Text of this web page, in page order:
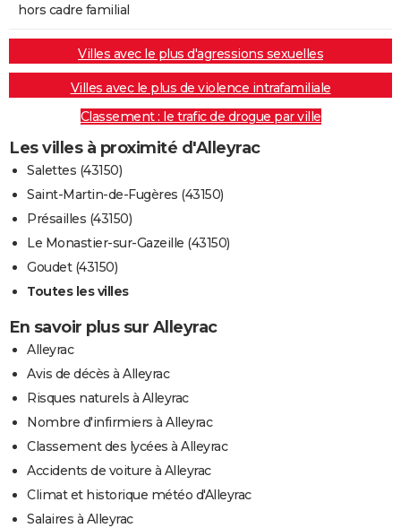
hors cadre familial
Villes avec le plus d'agressions sexuelles
Villes avec le plus de violence intrafamiliale
Classement : le trafic de drogue par ville
Les villes à proximité d'Alleyrac
Salettes (43150)
Saint-Martin-de-Fugères (43150)
Présailles (43150)
Le Monastier-sur-Gazeille (43150)
Goudet (43150)
Toutes les villes
En savoir plus sur Alleyrac
Alleyrac
Avis de décès à Alleyrac
Risques naturels à Alleyrac
Nombre d'infirmiers à Alleyrac
Classement des lycées à Alleyrac
Accidents de voiture à Alleyrac
Climat et historique météo d'Alleyrac
Salaires à Alleyrac